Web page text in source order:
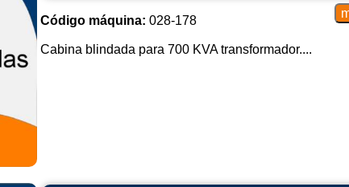
Código máquina: 028-178
Cabina blindada para 700 KVA transformador....